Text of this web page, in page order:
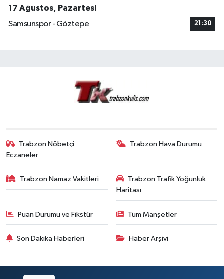
17 Ağustos, Pazartesi
Samsunspor - Göztepe
21:30
Trabzon Nöbetçi
Eczaneler
Trabzon Hava Durumu
Trabzon Namaz Vakitleri
Trabzon Trafik Yoğunluk
Haritası
Puan Durumu ve Fikstür Tüm Manşetler
Son Dakika Haberleri Haber Arşivi